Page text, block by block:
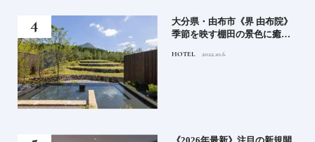
分県・由布市《界 由布院》
節を映す棚田の景色に癒さ
る由布院の湯宿
2022.10.6
《
バンク》